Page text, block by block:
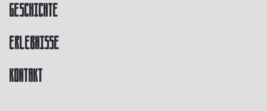
Geschichte
Erlebnisse
Kontakt